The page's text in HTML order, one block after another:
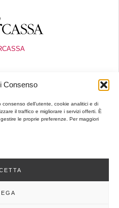
Consenso
dell’utente, cookie analitici e di
il traffico e migliorare i servizi offerti. È
le proprie preferenze. Per maggiori
CARATTERE GENERALE